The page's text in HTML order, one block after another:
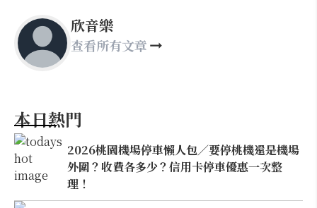
欣音樂
查看所有文章
本日熱門
2026桃園機場停車懶人包／要停桃機還是機場
外圍？收費各多少？信用卡停車優惠一次整
理！